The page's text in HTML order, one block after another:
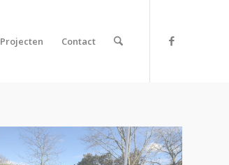
Projecten Contact